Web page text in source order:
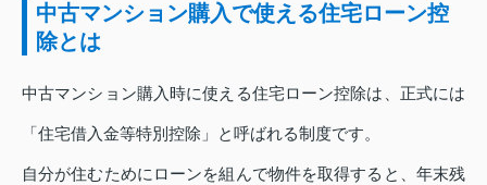
中古マンション購入で使える住宅ローン控
除とは
中古マンション購入時に使える住宅ローン控除は、正式には
「住宅借入金等特別控除」と呼ばれる制度です。
自分が住むためにローンを組んで物件を取得すると、年末残